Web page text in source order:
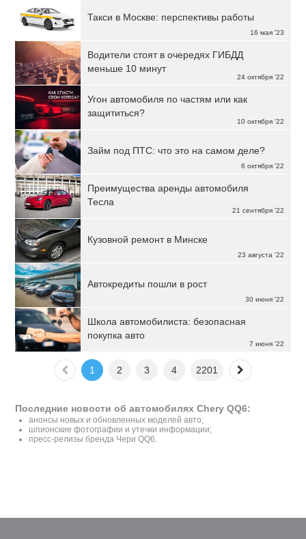
16 мая '23
Такси в Москве: перспективы работы
24 октября '22
Водители стоят в очередях ГИБДД
меньше 10 минут
10 октября '22
Угон автомобиля по частям или как
защититься?
6 октября '22
Займ под ПТС: что это на самом деле?
21 сентября '22
Преимущества аренды автомобиля
Тесла
23 августа '22
Кузовной ремонт в Минске
30 июня '22
Автокредиты пошли в рост
7 июня '22
Школа автомобилиста: безопасная
покупка авто
1 2 3 4 2201
Последние новости об автомобилях Chery QQ6:
анонсы новых и обновленных моделей авто;
шпионские фотографии и утечки информации;
пресс-релизы бренда Чери QQ6.